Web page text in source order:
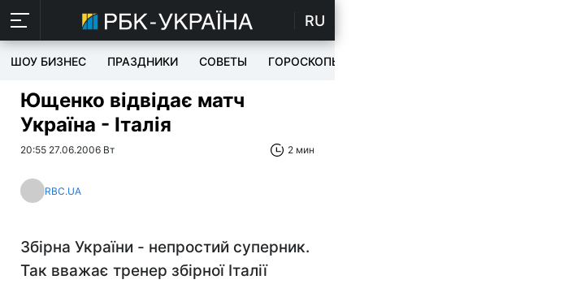
RU
ШОУ БИЗНЕС ПРАЗДНИКИ СОВЕТЫ ГОРОСКОПЫ
Ющенко відвідає матч
Україна - Італія
20:55 27.06.2006 Вт 2 мин
RBC.UA
Збірна України - непростий суперник.
Так вважає тренер збірної Італії